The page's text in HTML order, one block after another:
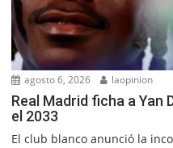
agosto 6, 2026 laopinion
Real Madrid ficha a Yan
el 2033
El club blanco anunció la